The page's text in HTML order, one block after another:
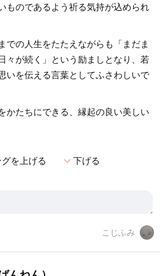
ものであるよう祈る気持が込められ
での人生をたたえながらも「まだま
々が続く」という励ましとなり、若
いを伝える言葉としてふさわしいで
かたちにできる、縁起の良い美しい
を上げる expand_more下げる
こじふみ